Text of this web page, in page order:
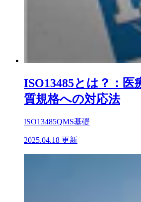
ISO13485とは？：医
質規格への対応法
ISO13485QMS基礎
2025.04.18 更新